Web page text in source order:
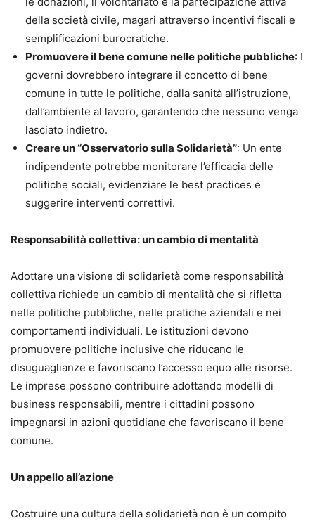
della società civile, magari attraverso incentivi fiscali e
semplificazioni burocratiche.
Promuovere il bene comune nelle politiche pubbliche: I
governi dovrebbero integrare il concetto di bene
comune in tutte le politiche, dalla sanità all’istruzione,
dall’ambiente al lavoro, garantendo che nessuno venga
lasciato indietro.
Creare un “Osservatorio sulla Solidarietà”: Un ente
indipendente potrebbe monitorare l’efficacia delle
politiche sociali, evidenziare le best practices e
suggerire interventi correttivi.
Responsabilità collettiva: un cambio di mentalità
Adottare una visione di solidarietà come responsabilità
collettiva richiede un cambio di mentalità che si rifletta
nelle politiche pubbliche, nelle pratiche aziendali e nei
comportamenti individuali. Le istituzioni devono
promuovere politiche inclusive che riducano le
disuguaglianze e favoriscano l’accesso equo alle risorse.
Le imprese possono contribuire adottando modelli di
business responsabili, mentre i cittadini possono
impegnarsi in azioni quotidiane che favoriscano il bene
comune.
Un appello all’azione
Costruire una cultura della solidarietà non è un compito